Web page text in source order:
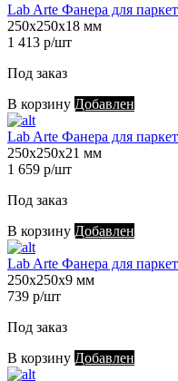
Lab Arte Фанера для
250х250х18 мм
1 413 р/шт
Под заказ
В корзину Добавлен
Lab Arte Фанера для
250х250х21 мм
1 659 р/шт
Под заказ
В корзину Добавлен
Lab Arte Фанера для
250х250х9 мм
739 р/шт
Под заказ
В корзину Добавлен